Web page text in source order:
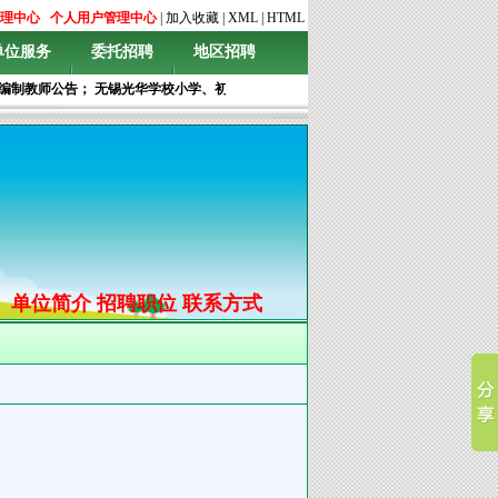
中心 个人用户管理中心| 加入收藏 XML HTML
位服务 委托招聘 地区招聘
教师公告；无锡光华学校小学、初中、高中各学科专任教师及行政优秀文案专员
单位简介 招聘职位 联系方式